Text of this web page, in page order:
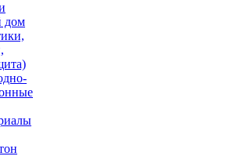
дом